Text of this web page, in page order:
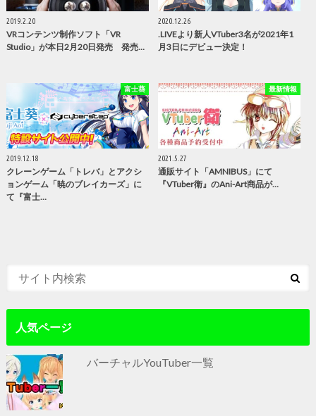
2019.2.20
VRコンテンツ制作ソフト「VR
Studio」が本日2月20日発売 発売…
2020.12.26
.LIVEより新人VTuber3名が2021年1
月3日にデビュー決定！
富士葵
2019.12.18
クレーンゲーム「トレバ」とアクシ
ョンゲーム「暁のブレイカーズ」に
て『富士…
最新情報
2021.5.27
通販サイト「AMNIBUS」にて
『VTuber衛』のAni-Art商品が…
人気ページ
バーチャルYouTuber一覧